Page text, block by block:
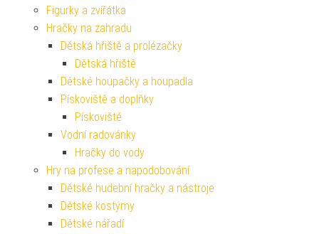
Figurky a zvířátka
Hračky na zahradu
Dětská hřiště a prolézačky
Dětská hřiště
Dětské houpačky a houpadla
Pískoviště a doplňky
Pískoviště
Vodní radovánky
Hračky do vody
Hry na profese a napodobování
Dětské hudební hračky a nástroje
Dětské kostýmy
Dětské nářadí